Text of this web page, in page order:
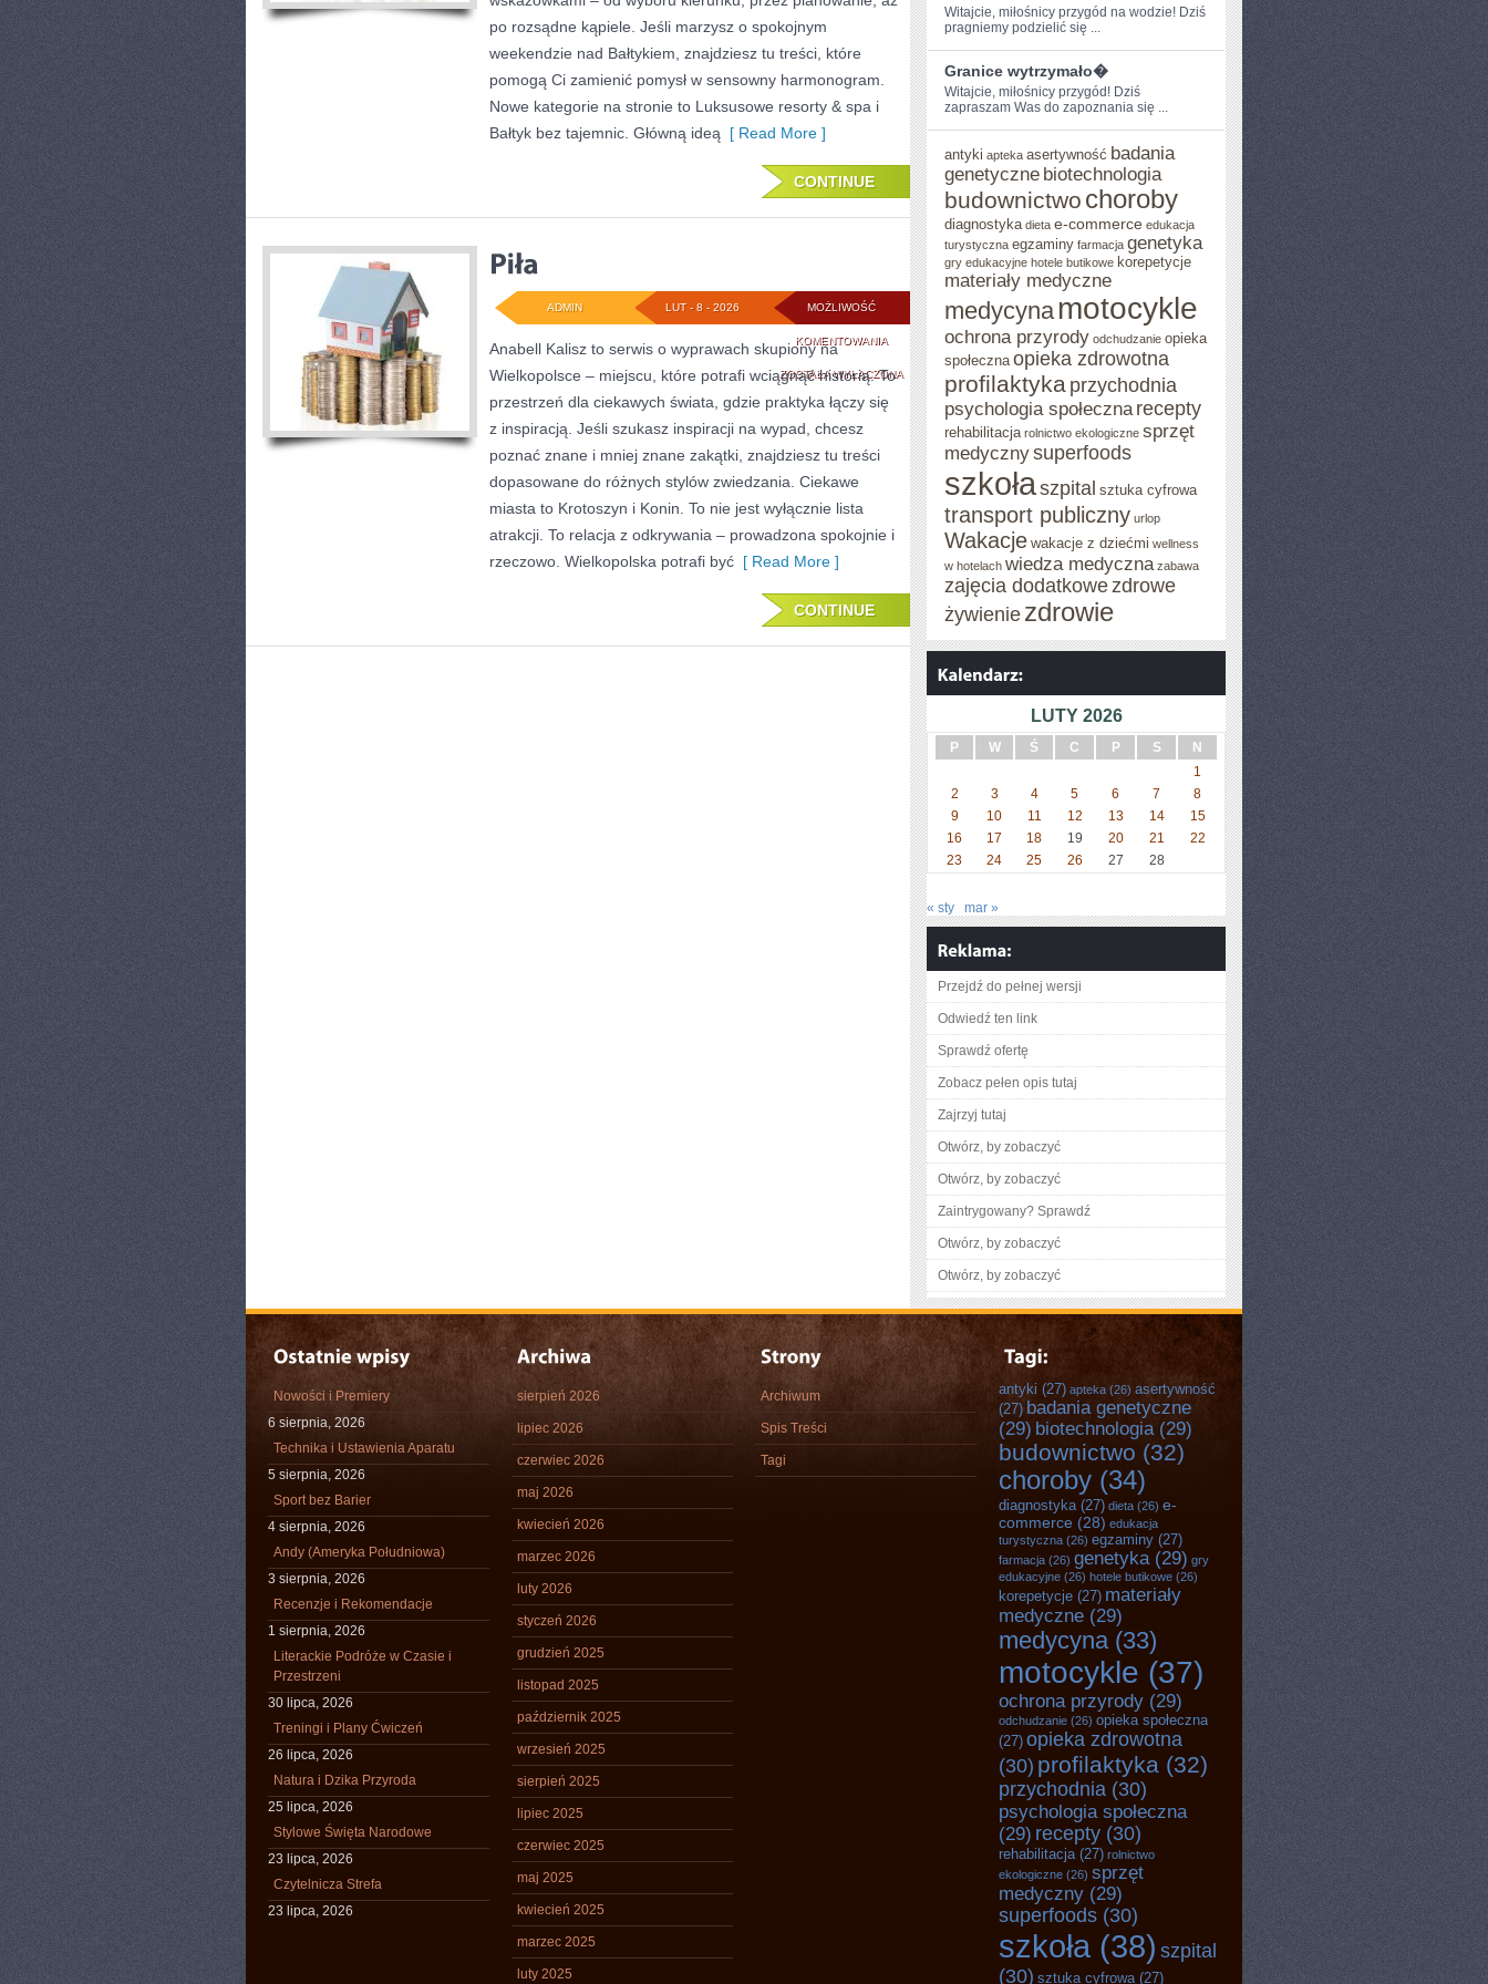
po rozsądne kąpiele. Jeśli marzysz o spokojnym
weekendzie nad Bałtykiem, znajdziesz tu treści, które
pomogą Ci zamienić pomysł w sensowny harmonogram.
Nowe kategorie na stronie to Luksusowe resorty & spa i
Bałtyk bez tajemnic. Główną ideą [ Read More ]
CONTINUE
MOŻLIWOŚĆ
KOMENTOWANIAPIŁA
ZOSTAŁA WYŁĄCZONA
LUT - 8 - 2026
ADMIN
Anabell Kalisz to serwis o wyprawach skupiony na
Wielkopolsce – miejscu, które potrafi wciągnąć historią. To
przestrzeń dla ciekawych świata, gdzie praktyka łączy się
z inspiracją. Jeśli szukasz inspiracji na wypad, chcesz
poznać znane i mniej znane zakątki, znajdziesz tu treści
dopasowane do różnych stylów zwiedzania. Ciekawe
miasta to Krotoszyn i Konin. To nie jest wyłącznie lista
atrakcji. To relacja z odkrywania – prowadzona spokojnie i
rzeczowo. Wielkopolska potrafi być [ Read More ]
CONTINUE
Witajcie,​ miłośnicy przygód ‌na wodzie! Dziś
pragniemy podzielić się ...
Granice wytrzymało�
Witajcie, miłośnicy przygód! Dziś
zapraszam Was ‍do zapoznania‌ się ...
antyki apteka asertywność badania
genetyczne biotechnologia
budownictwo choroby
diagnostyka dieta e-commerce edukacja
turystyczna egzaminy farmacja genetyka
gry edukacyjne hotele butikowe korepetycje
materiały medyczne
medycyna motocykle
ochrona przyrody odchudzanie opieka
społeczna opieka zdrowotna
profilaktyka przychodnia
psychologia społeczna recepty
rehabilitacja rolnictwo ekologiczne sprzęt
medycznysuperfoods
szkołaszpital sztuka cyfrowa
transport publiczny urlop
Wakacje wakacje z dziećmi wellness
w hotelach wiedza medyczna zabawa
zajęcia dodatkowezdrowe
żywienie zdrowie
LUTY 2026
P W Ś C P S
N
1
2
3 4 5 6 7
8
9
10 11 12 13 14
15
16
17 18 19 20 21
22
23
24 25 26 27 28
« sty mar »
Przejdź do pełnej wersji
Odwiedź ten link
Sprawdź ofertę
Zobacz pełen opis tutaj
Zajrzyj tutaj
Otwórz, by zobaczyć
Otwórz, by zobaczyć
Zaintrygowany? Sprawdź
Otwórz, by zobaczyć
Otwórz, by zobaczyć
Nowości i Premiery
6 sierpnia, 2026
Technika i Ustawienia Aparatu
5 sierpnia, 2026
Sport bez Barier
4 sierpnia, 2026
Andy (Ameryka Południowa)
3 sierpnia, 2026
Recenzje i Rekomendacje
1 sierpnia, 2026
Literackie Podróże w Czasie i
Przestrzeni
30 lipca, 2026
Treningi i Plany Ćwiczeń
26 lipca, 2026
Natura i Dzika Przyroda
25 lipca, 2026
Stylowe Święta Narodowe
23 lipca, 2026
Czytelnicza Strefa
23 lipca, 2026
sierpień 2026
lipiec 2026
czerwiec 2026
maj 2026
kwiecień 2026
marzec 2026
luty 2026
styczeń 2026
grudzień 2025
listopad 2025
październik 2025
wrzesień 2025
sierpień 2025
lipiec 2025
czerwiec 2025
maj 2025
kwiecień 2025
marzec 2025
luty 2025
Archiwum
Spis Treści
Tagi
antyki (27) apteka (26) asertywność
(27) badania genetyczne
(29) biotechnologia (29)
budownictwo (32)
choroby (34)
diagnostyka(27) dieta (26) e-
commerce (28) edukacja
turystyczna (26) egzaminy (27)
farmacja (26) genetyka (29) gry
edukacyjne (26) hotele butikowe (26)
korepetycje (27) materiały
medyczne (29)
medycyna(33)
motocykle (37)
ochrona przyrody (29)
odchudzanie (26) opieka społeczna
(27) opieka zdrowotna
(30) profilaktyka (32)
przychodnia (30)
psychologia społeczna
(29) recepty (30)
rehabilitacja(27) rolnictwo
ekologiczne (26) sprzęt
medyczny (29)
superfoods (30)
szkoła (38) szpital
(30) sztuka cyfrowa(27)